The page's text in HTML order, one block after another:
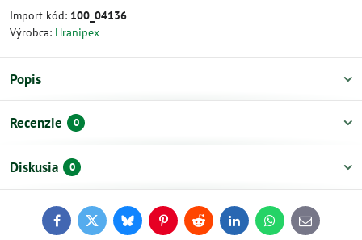
Import kód: 100_04136
Výrobca: Hranipex
Popis
Recenzie 0
Diskusia 0
FacebookTwitterBlueskyPinterestReddit LinkedInWhatsApp
E-
mail